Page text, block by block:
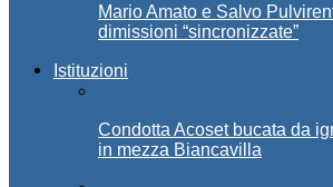
Mario Amato e Salvo
dimissioni “sincronizzate”
Istituzioni
Condotta Acoset bucata da
in mezza Biancavilla